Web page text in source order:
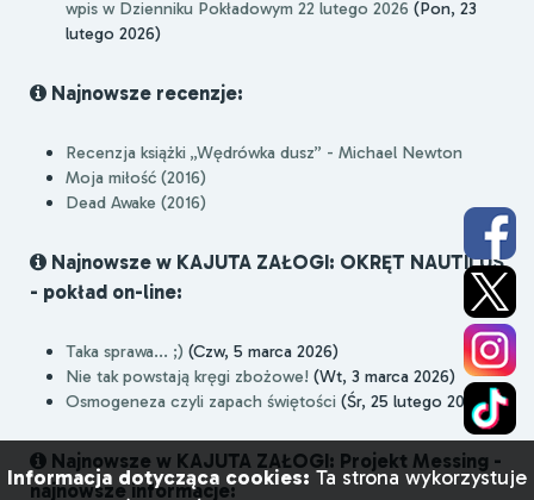
wpis w Dzienniku Pokładowym 22 lutego 2026 (Pon, 23
lutego 2026)
Najnowsze recenzje:
Recenzja książki „Wędrówka dusz” - Michael Newton
Moja miłość (2016)
Dead Awake (2016)
Najnowsze w KAJUTA ZAŁOGI: OKRĘT NAUTILUS
- pokład on-line:
Taka sprawa... ;) (Czw, 5 marca 2026)
Nie tak powstają kręgi zbożowe! (Wt, 3 marca 2026)
Osmogeneza czyli zapach świętości (Śr, 25 lutego 2026)
Najnowsze w KAJUTA ZAŁOGI: Projekt Messing -
najnowsze informacje:
Informacja dotycząca cookies:Ta strona wykorzystuje